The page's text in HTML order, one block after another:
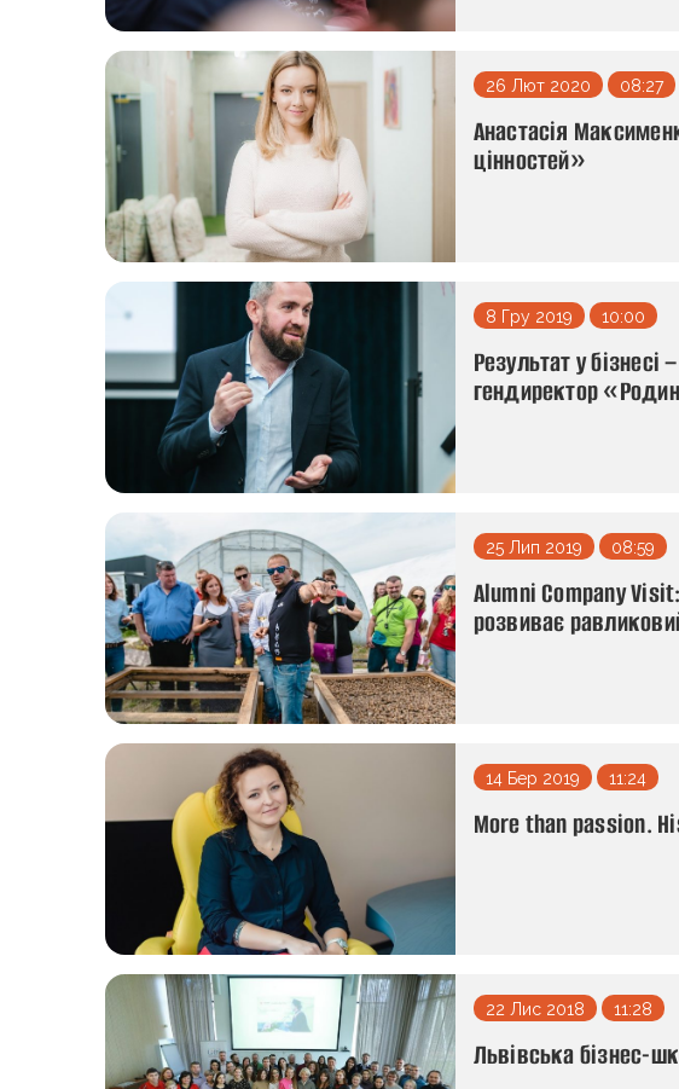
26 Лют 2020 08:27
Анастасія
цінностей»
8 Гру 2019 10:00
Результат у
гендиректор
25 Лип 2019 08:59
Alumni Company
розвиває
14 Бер 2019 11:24
More than passion.
22 Лис 2018 11:28
Львівська бізнес-